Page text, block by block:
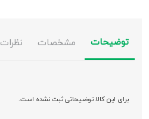
توضیحات مشخصات نظرات
برای این کالا توضیحاتی ثبت نشده است.